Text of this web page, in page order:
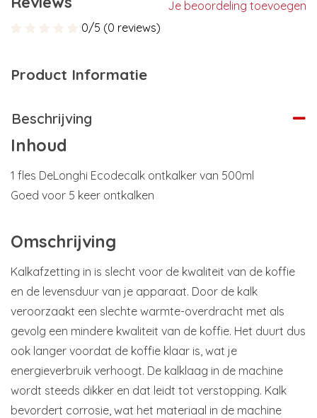
Je beoordeling toevoegen
0/5 (0 reviews)
Product Informatie
Beschrijving
Inhoud
1 fles DeLonghi Ecodecalk ontkalker van 500ml
Goed voor 5 keer ontkalken
Omschrijving
Kalkafzetting in is slecht voor de kwaliteit van de koffie
en de levensduur van je apparaat. Door de kalk
veroorzaakt een slechte warmte-overdracht met als
gevolg een mindere kwaliteit van de koffie. Het duurt dus
ook langer voordat de koffie klaar is, wat je
energieverbruik verhoogt. De kalklaag in de machine
wordt steeds dikker en dat leidt tot verstopping. Kalk
bevordert corrosie, wat het materiaal in de machine